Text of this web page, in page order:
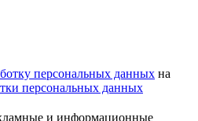
персональных данных на
персональных данных
и информационные